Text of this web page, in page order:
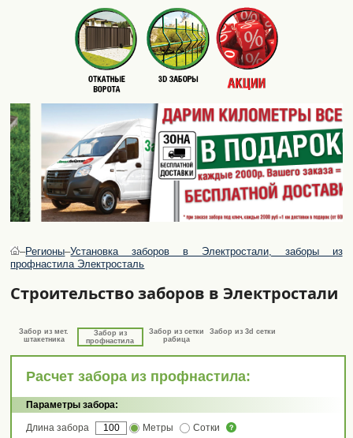
–Регионы–Установка заборов в Электростали, заборы из
профнастила Электросталь
Строительство заборов в Электростали
Забор из мет.
штакетника
Забор из
профнастила
Забор из сетки
рабица
Забор из 3d сетки
Расчет забора из профнастила:
Параметры забора:
Длина забора Метры
Сотки